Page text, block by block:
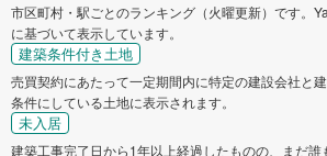
市区町村・駅ごとのランキング（火曜更新）です。
に基づいて表示しています。
建築条件付き土地
売買契約にあたって一定期間内に特定の建設会社と
条件にしている土地に表示されます。
未入居
建築工事完了日から1年以上経過したものの、まだ